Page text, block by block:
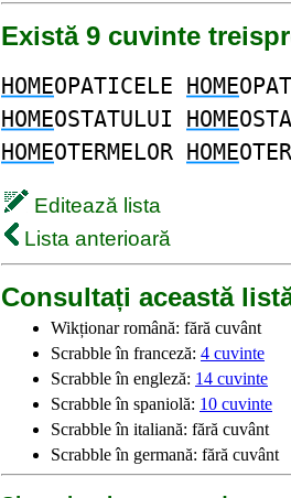
Există 9 cuvinte
HOMEOPATICELE HOME
HOMEOSTATULUI HOME
HOMEOTERMELOR HOME
Editează lista
Lista anterioară
Consultați această
Wikționar română: fără cuvânt
Scrabble în franceză: 4 cuvinte
Scrabble în engleză: 14 cuvinte
Scrabble în spaniolă: 10 cuvinte
Scrabble în italiană: fără cuvânt
Scrabble în germană: fără cuvânt